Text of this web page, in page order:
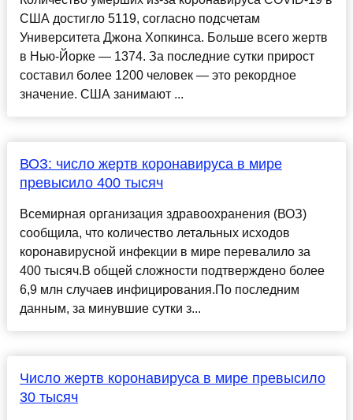
США достигло 5119, согласно подсчетам
Университета Джона Хопкинса. Больше всего жертв
в Нью-Йорке — 1374. За последние сутки прирост
составил более 1200 человек — это рекордное
значение. США занимают ...
ВОЗ: число жертв коронавируса в мире
превысило 400 тысяч
Всемирная организация здравоохранения (ВОЗ)
сообщила, что количество летальных исходов
коронавирусной инфекции в мире перевалило за
400 тысяч.В общей сложности подтверждено более
6,9 млн случаев инфицирования.По последним
данным, за минувшие сутки з...
Число жертв коронавируса в мире превысило
30 тысяч